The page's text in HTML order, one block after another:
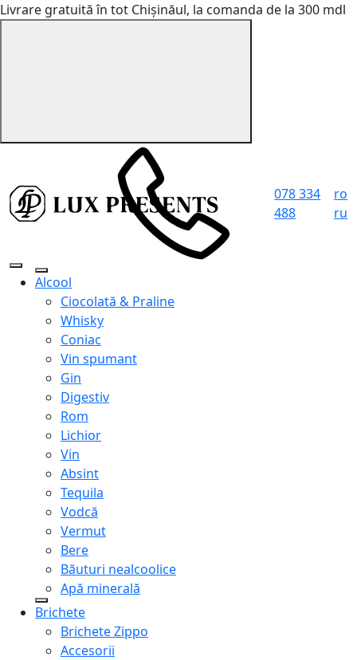
Livrare gratuită în tot Chișinăul, la comanda de la 300 mdl
078 334
488
ro
ru
Alcool
Ciocolată & Praline
Whisky
Coniac
Vin spumant
Gin
Digestiv
Rom
Lichior
Vin
Absint
Tequila
Vodcă
Vermut
Bere
Băuturi nealcoolice
Apă minerală
Brichete
Brichete Zippo
Accesorii